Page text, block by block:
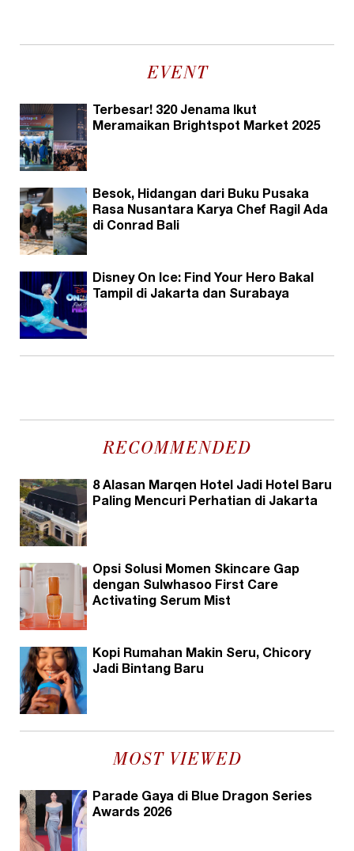
EVENT
Terbesar! 320 Jenama Ikut
Meramaikan Brightspot Market 2025
Besok, Hidangan dari Buku Pusaka
Rasa Nusantara Karya Chef Ragil Ada
di Conrad Bali
Disney On Ice: Find Your Hero Bakal
Tampil di Jakarta dan Surabaya
RECOMMENDED
8 Alasan Marqen Hotel Jadi Hotel Baru
Paling Mencuri Perhatian di Jakarta
Opsi Solusi Momen Skincare Gap
dengan Sulwhasoo First Care
Activating Serum Mist
Kopi Rumahan Makin Seru, Chicory
Jadi Bintang Baru
MOST VIEWED
Parade Gaya di Blue Dragon Series
Awards 2026